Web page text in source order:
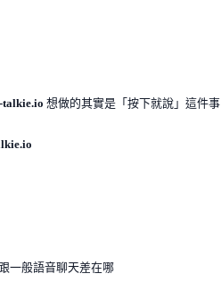
想做的其實是「按下就說」這件事
一般語音聊天差在哪